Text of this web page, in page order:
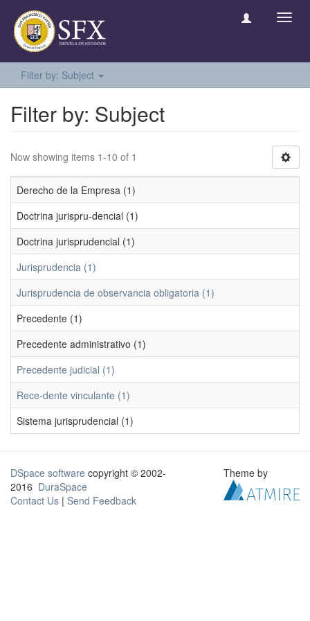
Filter by: Subject
Filter by: Subject
Now showing items 1-10 of 1
Derecho de la Empresa (1)
Doctrina jurispru-dencial (1)
Doctrina jurisprudencial (1)
Jurisprudencia (1)
Jurisprudencia de observancia obligatoria (1)
Precedente (1)
Precedente administrativo (1)
Precedente judicial (1)
Rece-dente vinculante (1)
Sistema jurisprudencial (1)
DSpace software copyright © 2002-
2016 DuraSpace
Contact Us | Send Feedback
Theme by